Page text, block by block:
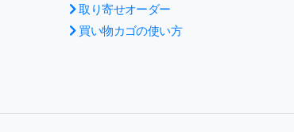
取り寄せオーダー
買い物カゴの使い方